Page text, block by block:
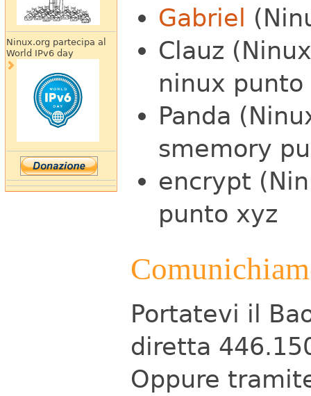
Ninux.org partecipa al
World IPv6 day
Gabriel
Clauz
ninux punto
Panda
smemory
encrypt
punto xyz
Portatevi il
diretta
Oppure